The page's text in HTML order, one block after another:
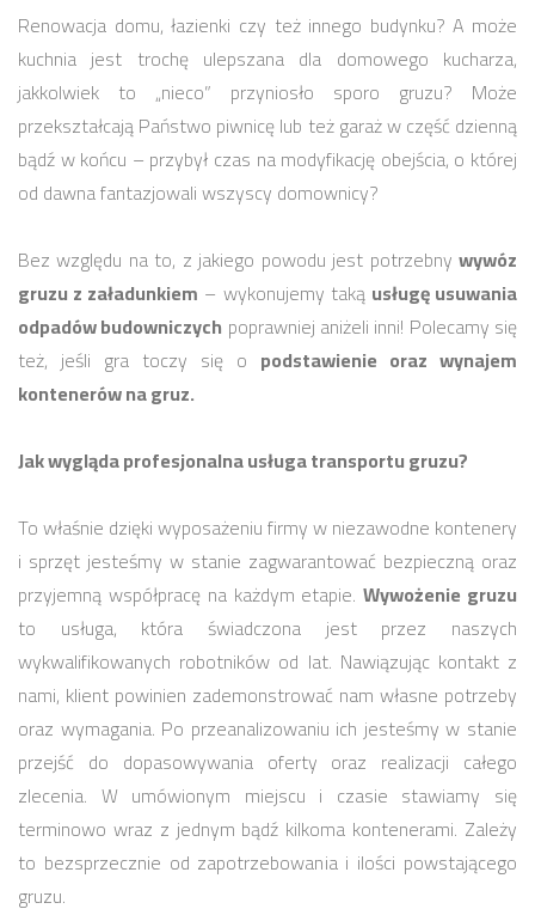
Renowacja domu, łazienki czy też innego budynku? A może
kuchnia jest trochę ulepszana dla domowego kucharza,
jakkolwiek to „nieco” przyniosło sporo gruzu? Może
przekształcają Państwo piwnicę lub też garaż w część dzienną
bądź w końcu – przybył czas na modyfikację obejścia, o której
od dawna fantazjowali wszyscy domownicy?
Bez względu na to, z jakiego powodu jest potrzebny wywóz
gruzu z załadunkiem – wykonujemy taką usługę usuwania
odpadów budowniczych poprawniej aniżeli inni! Polecamy się
też, jeśli gra toczy się o podstawienie oraz wynajem
kontenerów na gruz.
Jak wygląda profesjonalna usługa transportu gruzu?
To właśnie dzięki wyposażeniu firmy w niezawodne kontenery
i sprzęt jesteśmy w stanie zagwarantować bezpieczną oraz
przyjemną współpracę na każdym etapie.Wywożenie gruzu
to usługa, która świadczona jest przez naszych
wykwalifikowanych robotników od lat. Nawiązując kontakt z
nami, klient powinien zademonstrować nam własne potrzeby
oraz wymagania. Po przeanalizowaniu ich jesteśmy w stanie
przejść do dopasowywania oferty oraz realizacji całego
zlecenia. W umówionym miejscu i czasie stawiamy się
terminowo wraz z jednym bądź kilkoma kontenerami. Zależy
to bezsprzecznie od zapotrzebowania i ilości powstającego
gruzu.